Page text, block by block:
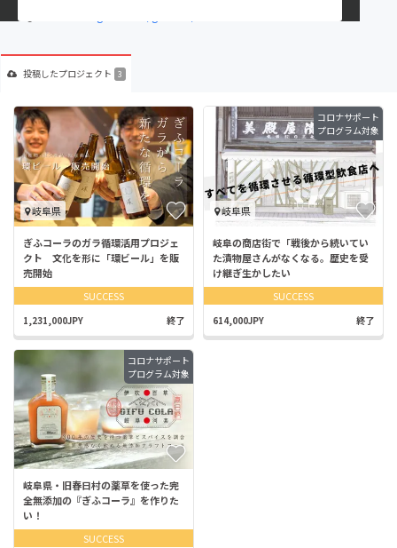
投稿したプロジェクト 3
岐阜県
ぎふコーラのガラ循環活用プロジェ
クト 文化を形に「環ビール」を販
売開始
SUCCESS
1,231,000JPY 終了
コロナサポート
プログラム対象
岐阜県
岐阜の商店街で「戦後から続いてい
た漬物屋さんがなくなる。歴史を受
け継ぎ生かしたい
SUCCESS
614,000JPY 終了
コロナサポート
プログラム対象
岐阜県・旧春日村の薬草を使った完
全無添加の『ぎふコーラ』を作りた
い！
SUCCESS